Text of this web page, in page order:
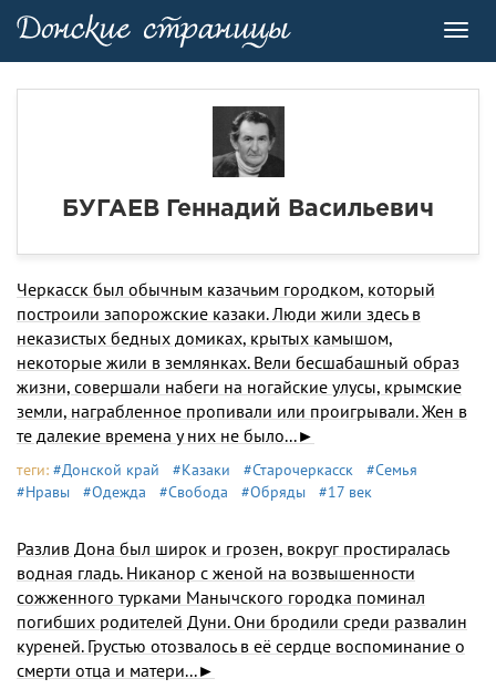
БУГАЕВ Геннадий Васильевич
Черкасск был обычным казачьим городком, который
построили запорожские казаки. Люди жили здесь в
неказистых бедных домиках, крытых камышом,
некоторые жили в землянках. Вели бесшабашный образ
жизни, совершали набеги на ногайские улусы, крымские
земли, награбленное пропивали или проигрывали. Жен в
те далекие времена у них не было...►
теги: #Донской край #Казаки #Старочеркасск
#Семья
#Нравы
#Одежда #Свобода #Обряды #17 век
Разлив Дона был широк и грозен, вокруг простиралась
водная гладь. Никанор с женой на возвышенности
сожженного турками Манычского городка поминал
погибших родителей Дуни. Они бродили среди развалин
куреней. Грустью отозвалось в её сердце воспоминание о
смерти отца и матери...►